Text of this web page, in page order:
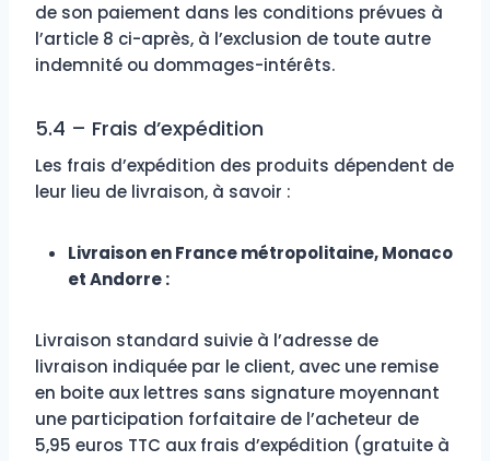
de son paiement dans les conditions prévues à
l’article 8 ci-après, à l’exclusion de toute autre
indemnité ou dommages-intérêts.
5.4 – Frais d’expédition
Les frais d’expédition des produits dépendent de
leur lieu de livraison, à savoir :
Livraison en France métropolitaine, Monaco
et Andorre :
Livraison standard suivie à l’adresse de
livraison indiquée par le client, avec une remise
en boite aux lettres sans signature moyennant
une participation forfaitaire de l’acheteur de
5,95 euros TTC aux frais d’expédition (gratuite à